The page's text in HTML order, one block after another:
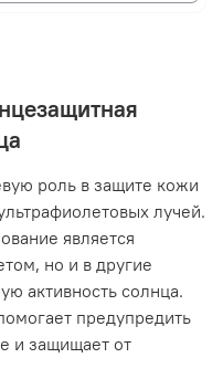
роль в защите кожи
лучей.
является
но и в другие
активность солнца.
предупредить
и защищает от